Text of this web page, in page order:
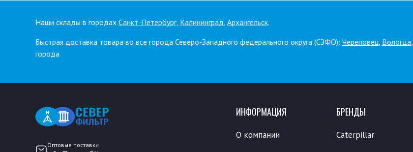
Наши склады в городах Санкт-Петербург, Калининград, Архангельск.
Быстрая доставка товара во все города Северо-Западного федерального округа (СЗФО): Череповец, Вологда,
города
Оптовые поставки
ИНФОРМАЦИЯ
О компании
БРЕНДЫ
Caterpillar